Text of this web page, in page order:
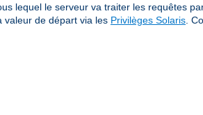
lequel le serveur va traiter les requêtes
valeur de départ via les Privilèges Solaris .